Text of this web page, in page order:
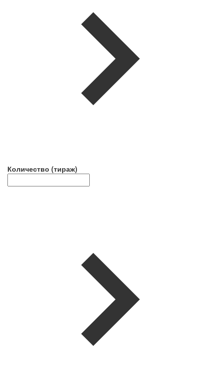
Количество (тираж)